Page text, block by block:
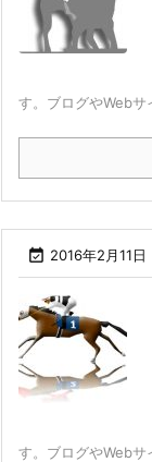
す。ブログやWebサ
 2016年2月11日
す。ブログやWebサ